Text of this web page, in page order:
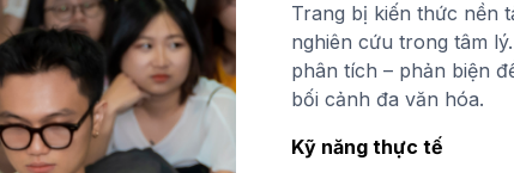
Trang bị kiến thức nền
nghiên cứu trong tâm
phân tích – phản biện
bối cảnh đa văn hóa.
Kỹ năng thực tế